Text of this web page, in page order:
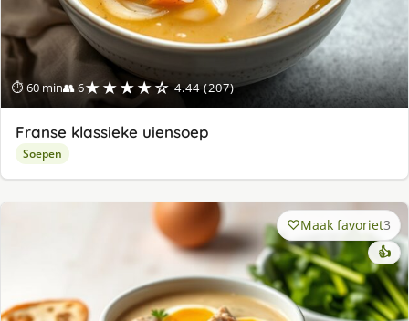
⏱ 60 min👥 6★★★★☆ 4.44 (207)
Franse klassieke uiensoep
Soepen
Maak favoriet3
👍